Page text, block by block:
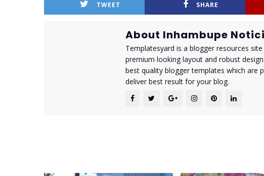
TWEET SHARE
About Inhambupe
Templatesyard is a blogger resources
premium looking layout and robust
best quality blogger templates which are
deliver best result for your blog.